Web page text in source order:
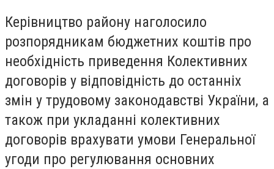
Керівництво району наголосило
розпорядникам бюджетних коштів про
необхідність приведення Колективних
договорів у відповідність до останніх
змін у трудовому законодавстві України, а
також при укладанні колективних
договорів врахувати умови Генеральної
угоди про регулювання основних